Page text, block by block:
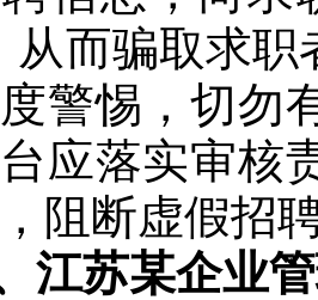
从而骗取求
警惕，切勿
应落实审核
阻断虚假招
江苏某企业